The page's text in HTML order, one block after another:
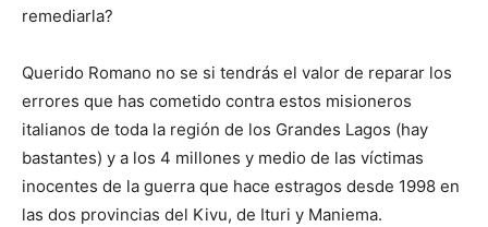
remediarla?
Querido Romano no se si tendrás el valor de reparar los
errores que has cometido contra estos misioneros
italianos de toda la región de los Grandes Lagos (hay
bastantes) y a los 4 millones y medio de las víctimas
inocentes de la guerra que hace estragos desde 1998 en
las dos provincias del Kivu, de Ituri y Maniema.